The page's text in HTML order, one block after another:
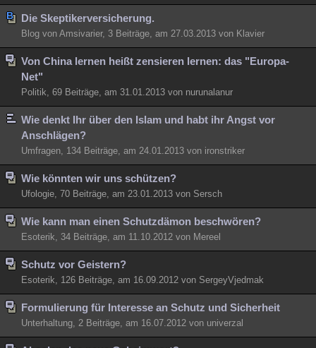
Die Skeptikerversicherung.
Blog von Amsivarier, 3 Beiträge, am 27.03.2013 von Klavier
Von China lernen heißt zensieren lernen: das "Europa-
Net"
Politik, 69 Beiträge, am 31.01.2013 von nurunalanur
Wie denkt Ihr über den Islam und habt ihr Angst vor
Anschlägen?
Umfragen, 134 Beiträge, am 24.01.2013 von ironstriker
Wie könnten wir uns schützen?
Ufologie, 70 Beiträge, am 23.01.2013 von Sersch
Wie kann man einen Schutzdämon beschwören?
Esoterik, 34 Beiträge, am 11.10.2012 von Mereel
Schutz vor Geistern?
Esoterik, 126 Beiträge, am 16.09.2012 von SergeyVjedmak
Formulierung für Interesse an Schutz und Sicherheit
Unterhaltung, 2 Beiträge, am 16.07.2012 von univerzal